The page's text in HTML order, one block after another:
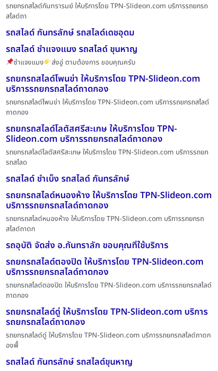
รถยกรถสไลด์กันทรารมย์ ให้บริการโดย TPN-Slideon.com บริการรถยกรถ
สไลด์ถา
รถสไลด์ กันทรลักษ์ รถสไลด์เดชอุดม
รถสไลด์ ชำแจงแมง รถสไลด์ ขุนหาญ
ซำแจงแมง ส่งอู่ ตามต้องการ ขอบคุณครับ
รถยกรถสไลด์โพนข่า ให้บริการโดย TPN-Slideon.com
บริการรถยกรถสไลด์ถาดกอง
รถยกรถสไลด์โพนข่า ให้บริการโดย TPN-Slideon.com บริการรถยกรถสไลด์
ถาดกอง
รถยกรถสไลด์โลตัสศรีสะเกษ ให้บริการโดย TPN-
Slideon.com บริการรถยกรถสไลด์ถาดกอง
รถยกรถสไลด์โลตัสศรีสะเกษ ให้บริการโดย TPN-Slideon.com บริการรถยก
รถสไลด
รถสไลด์ ชำเบ็ง รถสไลด์ กันทรลักษ์
รถยกรถสไลด์หนองห้าง ให้บริการโดย TPN-Slideon.com
บริการรถยกรถสไลด์ถาดกอง
รถยกรถสไลด์หนองห้าง ให้บริการโดย TPN-Slideon.com บริการรถยกรถ
สไลด์ถาดก
รถอุบัติ จัดส่ง อ.กันทราลัก ขอบคุณที่ใช้บริการ
รถยกรถสไลด์ตองปิด ให้บริการโดย TPN-Slideon.com
บริการรถยกรถสไลด์ถาดกอง
รถยกรถสไลด์ตองปิด ให้บริการโดย TPN-Slideon.com บริการรถยกรถสไลด์
ถาดกอง
รถยกรถสไลด์ดู่ ให้บริการโดย TPN-Slideon.com บริการ
รถยกรถสไลด์ถาดกอง
รถยกรถสไลด์ดู่ ให้บริการโดย TPN-Slideon.com บริการรถยกรถสไลด์ถาดก
องพื้
รถสไลด์ กันทรลักษ์ รถสไลด์ขุนหาญ